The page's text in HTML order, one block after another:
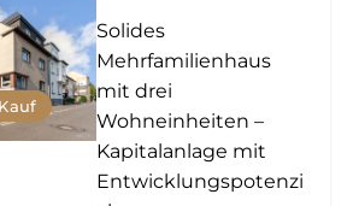
Solides
Mehrfamilienhaus
mit drei
Wohneinheiten –
Kapitalanlage mit
Entwicklungspotenzi